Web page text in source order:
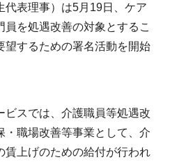
代表理事）は5月19日、ケア
を処遇改善の対象とするこ
望するための署名活動を開始
スでは、介護職員等処遇改
・職場改善等事業として、介
賃上げのための給付が行われ